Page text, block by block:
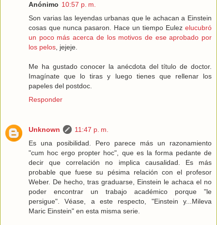
Anónimo 10:57 p. m.
Son varias las leyendas urbanas que le achacan a Einstein
cosas que nunca pasaron. Hace un tiempo Eulez elucubró
un poco más acerca de los motivos de ese aprobado por
los pelos , jejeje.
Me ha gustado conocer la anécdota del título de doctor.
Imagínate que lo tiras y luego tienes que rellenar los
papeles del postdoc.
Responder
Unknown
11:47 p. m.
Es una posibilidad. Pero parece más un razonamiento
"cum hoc ergo propter hoc", que es la forma pedante de
decir que correlación no implica causalidad. Es más
probable que fuese su pésima relación con el profesor
Weber. De hecho, tras graduarse, Einstein le achaca el no
poder encontrar un trabajo académico porque "le
persigue". Véase, a este respecto, "Einstein y...Mileva
Maric Einstein" en esta misma serie.